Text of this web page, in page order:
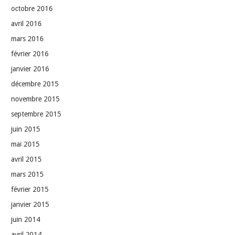
octobre 2016
avril 2016
mars 2016
février 2016
janvier 2016
décembre 2015
novembre 2015
septembre 2015
juin 2015
mai 2015
avril 2015
mars 2015
février 2015
janvier 2015
juin 2014